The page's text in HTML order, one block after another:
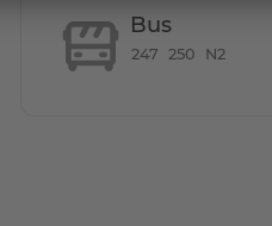
Boutiquen, gut
Bus
247 250 N2